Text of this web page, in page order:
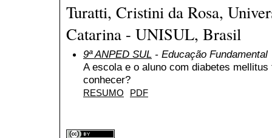
Turatti, Cristini da Rosa,
Catarina - UNISUL, Brasil
9ª ANPED SUL - Educação Fundamental
A escola e o aluno com diabetes
conhecer?
RESUMO PDF